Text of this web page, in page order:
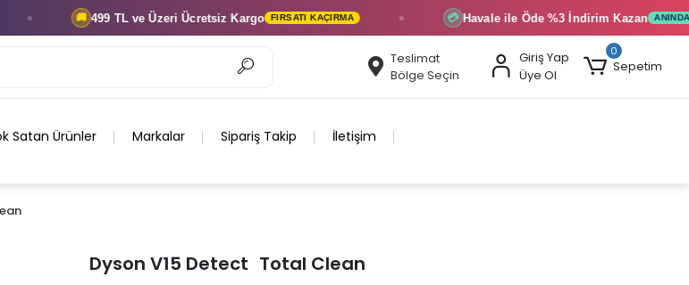
499 TL ve ÜzeriÜcretsiz Kargo FIRSATI KAÇIRMA Havale ile Öde%3 İndirimKazan ANINDA
Teslimat
Bölge Seçin
Giriş Yap
Üye Ol
0
Sepetim
Satan Ürünler Markalar Sipariş Takip İletişim
Dyson V15 Detect Total Clean